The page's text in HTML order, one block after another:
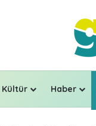
Kültür Haber